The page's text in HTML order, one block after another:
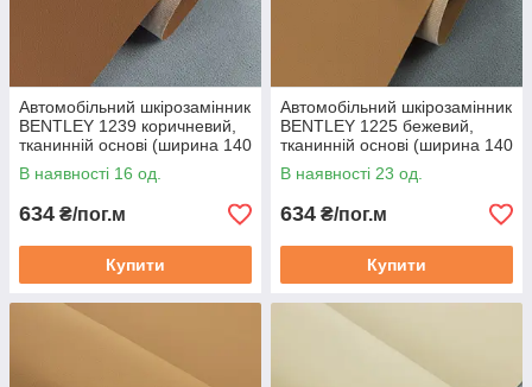
Автомобільний шкірозамінник
BENTLEY 1239 коричневий,
тканинній основі (ширина 140
см) Туреччина
В наявності 16 од.
634 ₴/пог.м
Купити
Автомобільний шкірозамінник
BENTLEY 1225 бежевий,
тканинній основі (ширина 140
см) Туреччина
В наявності 23 од.
634 ₴/пог.м
Купити